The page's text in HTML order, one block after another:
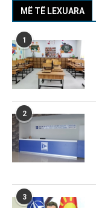
MË TË LEXUARA
1
2
3